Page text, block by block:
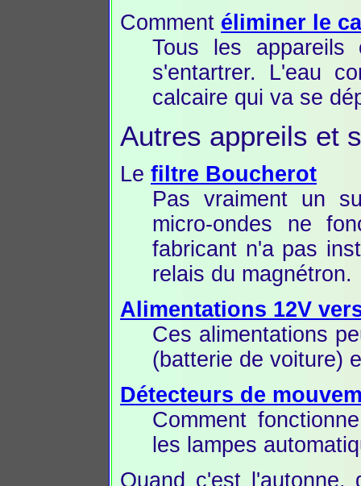
Comment éliminer le
Tous les appareils
s'entartrer. L'eau
calcaire qui va se
Autres appreils et
Le filtre Boucherot
Pas vraiment un
micro-ondes ne
fabricant n'a pas
relais du magnétron.
Alimentations 12V
Ces alimentations
(batterie de voiture)
Détecteurs de
Comment
les lampes
Quand c'est